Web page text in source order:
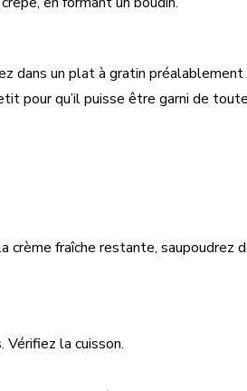
dans un plat à gratin préalablement
pour qu’il puisse être garni de
crème fraîche restante, saupoudrez
la cuisson.